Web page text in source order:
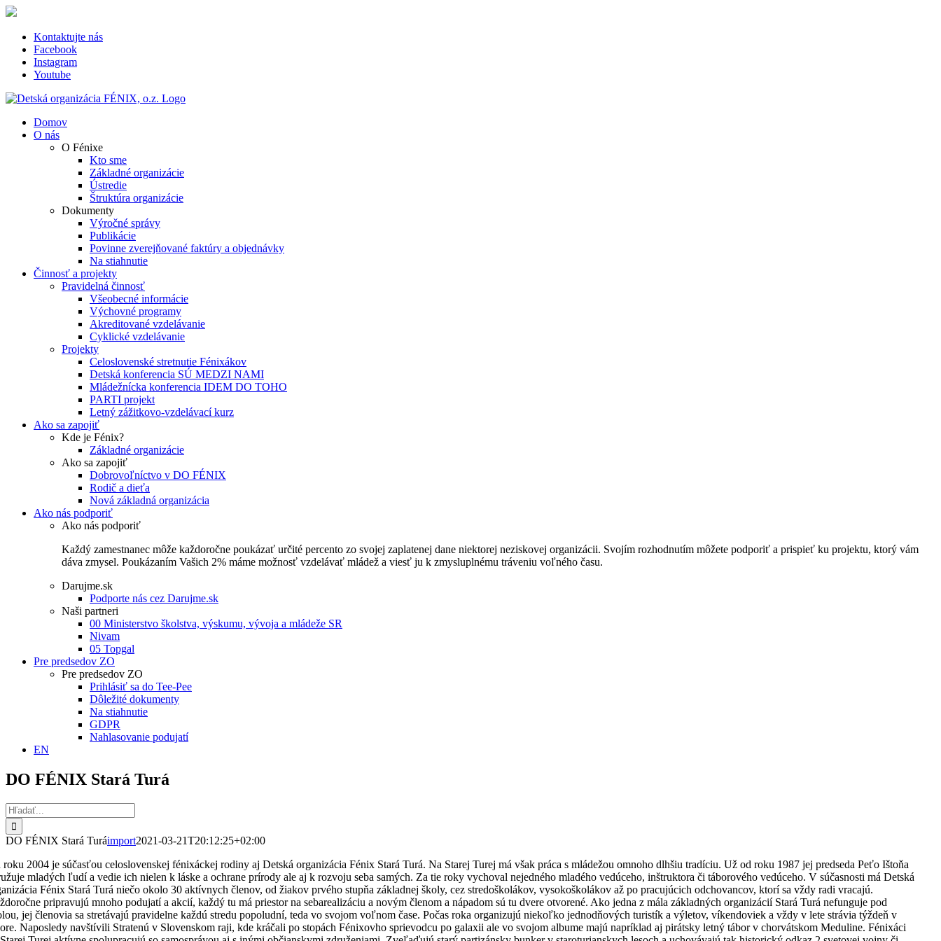
Skip
contentKontaktujte nás
Facebook
Instagram
Youtube
Domov
O nás
O Fénixe
Kto sme
Základné organizácie
Ústredie
Štruktúra organizácie
Dokumenty
Výročné správy
Publikácie
Povinne zverejňované faktúry a objednávky
Na stiahnutie
Činnosť a projekty
Pravidelná činnosť
Všeobecné informácie
Výchovné programy
Akreditované vzdelávanie
Cyklické vzdelávanie
Projekty
Celoslovenské stretnutie Fénixákov
Detská konferencia SÚ MEDZI NAMI
Mládežnícka konferencia IDEM DO TOHO
PARTI projekt
Letný zážitkovo-vzdelávací kurz
Ako sa zapojiť
Kde je Fénix?
Základné organizácie
Ako sa zapojiť
Dobrovoľníctvo v DO FÉNIX
Rodič a dieťa
Nová základná organizácia
Ako nás podporiť
Ako nás podporiť
Každý zamestnanec môže každoročne poukázať určité percento zo svojej zaplatenej dane niektorej neziskovej organizácii. Svojím rozhodnutím môžete podporiť a prispieť ku projektu, ktorý vám
dáva zmysel. Poukázaním Vašich 2% máme možnosť vzdelávať mládež a viesť ju k zmysluplnému tráveniu voľného času.
Darujme.sk
Podporte nás cez Darujme.sk
Naši partneri
00 Ministerstvo školstva, výskumu, vývoja a mládeže SR
Nivam
05 Topgal
Pre predsedov ZO
Pre predsedov ZO
Prihlásiť sa do Tee-Pee
Dôležité dokumenty
Na stiahnutie
GDPR
Nahlasovanie podujatí
EN
DO FÉNIX Stará Turá
Hľadať:
DO FÉNIX Stará Turáimport2021-03-21T20:12:25+02:00
roku 2004 je súčasťou celoslovenskej fénixáckej rodiny aj Detská organizácia Fénix Stará Turá. Na Starej Turej má však práca s mládežou omnoho dlhšiu tradíciu. Už od roku 1987 jej predseda Peťo Ištoňa
mladých ľudí a vedie ich nielen k láske a ochrane prírody ale aj k rozvoju seba samých. Za tie roky vychoval nejedného mladého vedúceho, inštruktora či táborového vedúceho. V súčasnosti má Detská
Fénix Stará Turá niečo okolo 30 aktívnych členov, od žiakov prvého stupňa základnej školy, cez stredoškolákov, vysokoškolákov až po pracujúcich odchovancov, ktorí sa vždy radi vracajú.
pripravujú mnoho podujatí a akcií, každý tu má priestor na sebarealizáciu a novým členom a nápadom sú tu dvere otvorené. Ako jedna z mála základných organizácií Stará Turá nefunguje pod
jej členovia sa stretávajú pravidelne každú stredu popoludní, teda vo svojom voľnom čase. Počas roka organizujú niekoľko jednodňových turistík a výletov, víkendoviek a vždy v lete strávia týždeň v
Naposledy navštívili Stratenú v Slovenskom raji, kde kráčali po stopách Fénixovho sprievodcu po galaxii ale vo svojom albume majú napríklad aj pirátsky letný tábor v chorvátskom Meduline. Fénixáci